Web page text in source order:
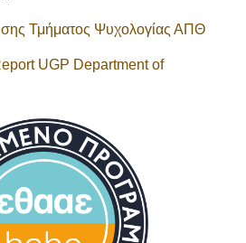
Τμήματος Ψυχολογίας ΑΠΘ
UGP Department of